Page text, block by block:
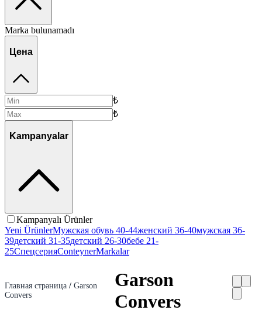
Marka bulunamadı
Цена
₺
₺
Kampanyalar
Kampanyalı Ürünler
Yeni ÜrünlerМужская обувь 40-44женский 36-40мужская 36-
39детский 31-35детский 26-30бебе 21-
25СпецсерияConteynerMarkalar
Главная страница / Garson
Convers
Garson
Convers